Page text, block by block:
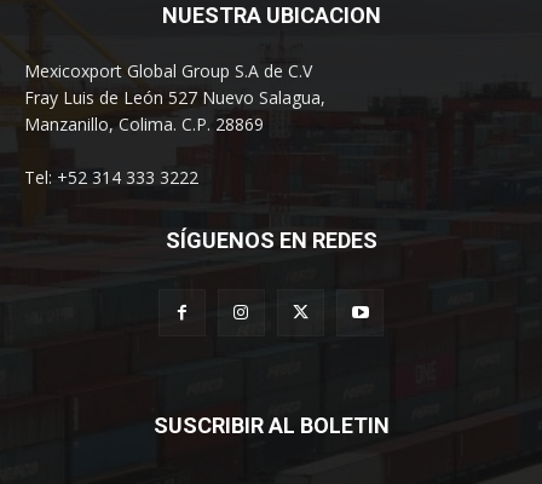
NUESTRA UBICACION
Mexicoxport Global Group S.A de C.V
Fray Luis de León 527 Nuevo Salagua,
Manzanillo, Colima. C.P. 28869
Tel: +52 314 333 3222
SÍGUENOS EN REDES
SUSCRIBIR AL BOLETIN